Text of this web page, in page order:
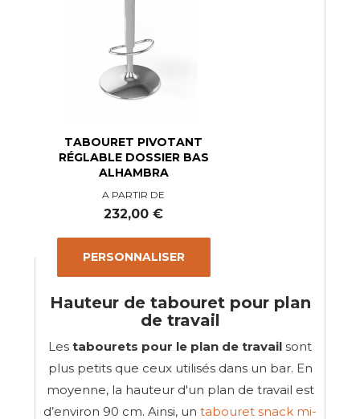
TABOURET PIVOTANT
RÉGLABLE DOSSIER BAS
ALHAMBRA
Prix
A PARTIR DE
232,00 €
PERSONNALISER
Hauteur de tabouret pour plan
de travail
Les tabourets pour le plan de travail sont
plus petits que ceux utilisés dans un bar. En
moyenne, la hauteur d'un plan de travail est
d’environ 90 cm. Ainsi, un tabouret snack mi-